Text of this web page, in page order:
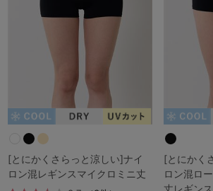
マタニティ
SALE
サイズからブラを探す
A60 A75
B65 B70 B75 B80
[とにかくさらっと涼しい]ナイ
ロン混レギンスマイクロミニ丈
[とにかく
ロン混ロ